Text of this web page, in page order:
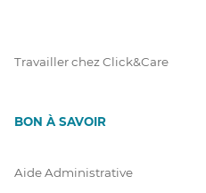
Travailler chez Click&Care
BON À SAVOIR
Aide Administrative